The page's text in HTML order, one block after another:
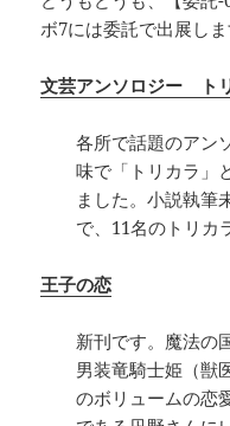
ボ7には委託で出展し
文芸アンソロジー ト
各所で話題のアン
味で「トリカラ」
ました。小説執筆
で、11名のトリカ
王子の恋
新刊です。魔法の
男装竜騎士姫（獣
のボリュームの恋